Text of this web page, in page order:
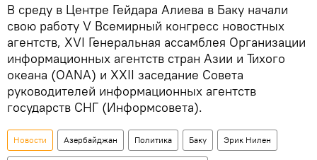
В среду в Центре Гейдара Алиева в Баку начали
свою работу V Всемирный конгресс новостных
агентств, XVI Генеральная ассамблея Организации
информационных агентств стран Азии и Тихого
океана (OANA) и XXII заседание Совета
руководителей информационных агентств
государств СНГ (Информсовета).
Новости Азербайджан Политика Баку Эрик Нилен